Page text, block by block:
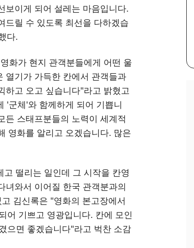
보이게 되어 설레는 마음입니다.
드릴 수 있도록 최선을 다하겠습
다.
화가 현지 관객분들에게 어떤 울
열기가 가득한 칸에서 관객들과
하고 오고 싶습니다"라고 밝혔고
'군체'와 함께하게 되어 기쁩니
든 스태프분들의 노력이 세계적
영화를 알리고 오겠습니다. 많은
떨리는 일인데 그 시작을 칸영
녀와서 이어질 한국 관객분과의
김신록은 "영화의 본고장에서
어 기쁘고 영광입니다. 칸에 모인
으면 좋겠습니다"라고 벅찬 소감